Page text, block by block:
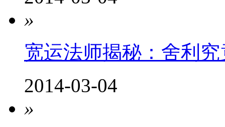
»
宽运法师揭秘：舍利
2014-03-04
»